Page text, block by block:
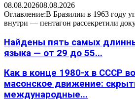
08.08.202608.08.2026
Оглавление:В Бразилии в 1963 году
внутри — пентагон рассекретили
Найдены пять самых
языка — от 29 до 55...
Как в конце 1980-х в СССР
масонское движение:
международные...